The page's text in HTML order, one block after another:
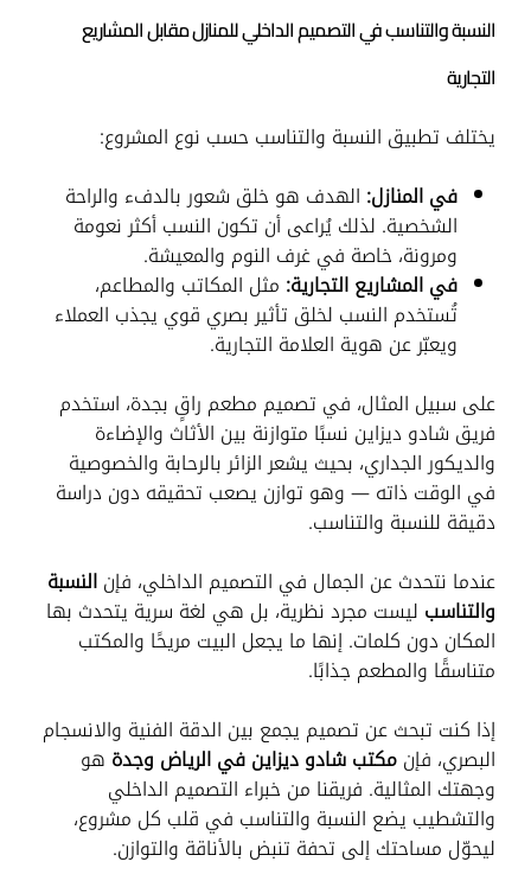
النسبة والتناسب في التصميم الداخلي للمنازل مقابل المشاريع
التجارية
يختلف تطبيق النسبة والتناسب حسب نوع المشروع:
في المنازل: الهدف هو خلق شعور بالدفء والراحة
الشخصية. لذلك يُراعى أن تكون النسب أكثر نعومة
ومرونة، خاصة في غرف النوم والمعيشة.
في المشاريع التجارية: مثل المكاتب والمطاعم،
تُستخدم النسب لخلق تأثير بصري قوي يجذب العملاء
ويعبّر عن هوية العلامة التجارية.
على سبيل المثال، في تصميم مطعم راقٍ بجدة، استخدم
فريق شادو ديزاين نسبًا متوازنة بين الأثاث والإضاءة
والديكور الجداري، بحيث يشعر الزائر بالرحابة والخصوصية
في الوقت ذاته — وهو توازن يصعب تحقيقه دون دراسة
دقيقة للنسبة والتناسب.
عندما نتحدث عن الجمال في التصميم الداخلي، فإنالنسبة
والتناسب ليست مجرد نظرية، بل هي لغة سرية يتحدث بها
المكان دون كلمات. إنها ما يجعل البيت مريحًا والمكتب
متناسقًا والمطعم جذابًا.
إذا كنت تبحث عن تصميم يجمع بين الدقة الفنية والانسجام
البصري، فإنمكتب شادو ديزاين في الرياض وجدة هو
وجهتك المثالية. فريقنا من خبراء التصميم الداخلي
والتشطيب يضع النسبة والتناسب في قلب كل مشروع،
ليحوّل مساحتك إلى تحفة تنبض بالأناقة والتوازن.